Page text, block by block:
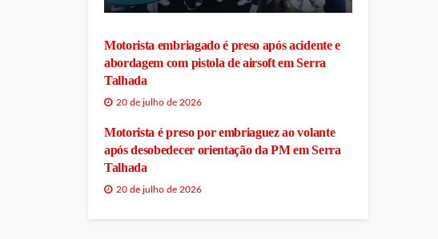
Motorista embriagado é preso após acidente e
abordagem com pistola de airsoft em Serra
Talhada
20 de julho de 2026
Motorista é preso por embriaguez ao volante
após desobedecer orientação da PM em Serra
Talhada
20 de julho de 2026